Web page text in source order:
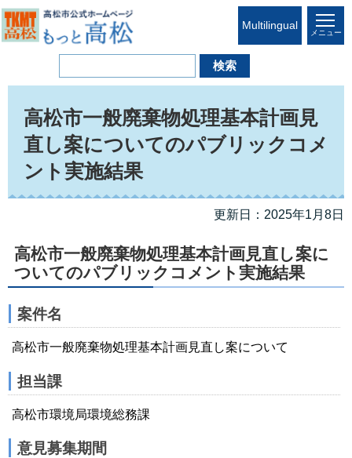
Multilingual
メニュー
高松市一般廃棄物処理基本計画見
直し案についてのパブリックコメ
ント実施結果
更新日：2025年1月8日
高松市一般廃棄物処理基本計画見直し案に
ついてのパブリックコメント実施結果
案件名
高松市一般廃棄物処理基本計画見直し案について
担当課
高松市環境局環境総務課
意見募集期間